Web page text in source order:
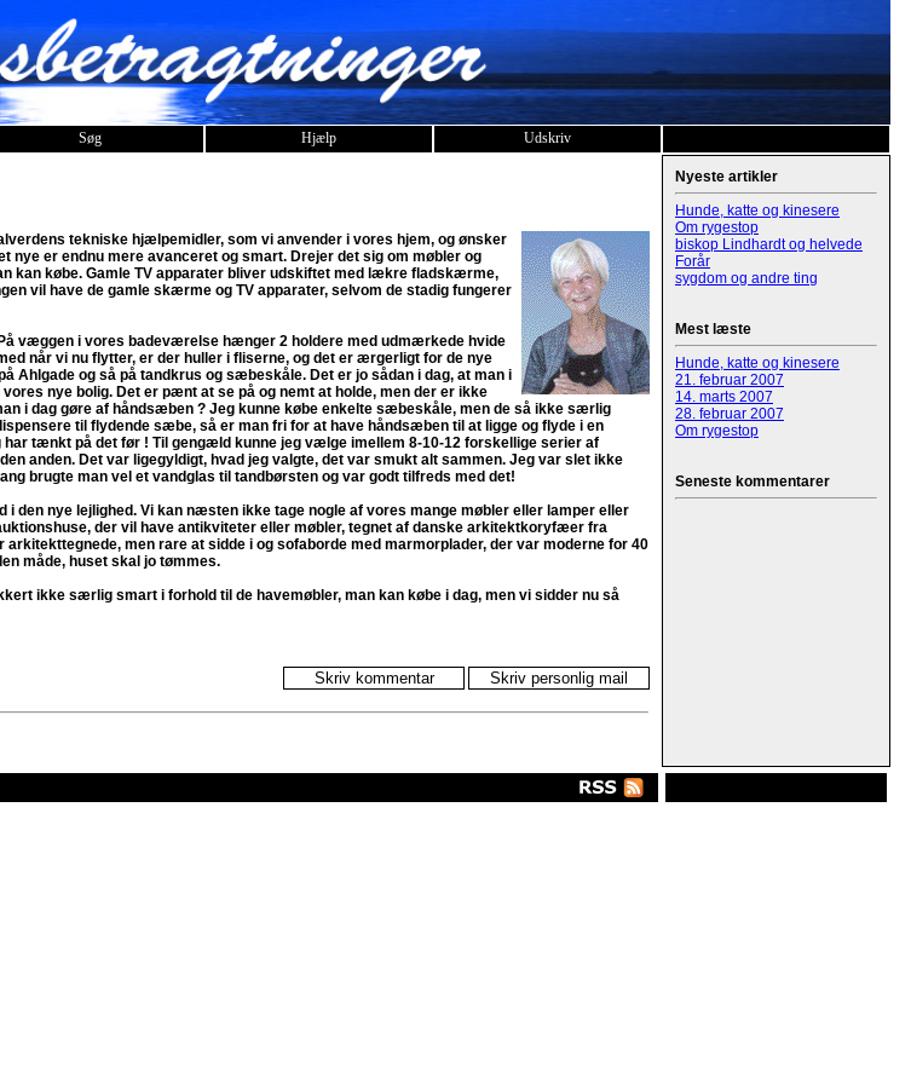
Søg Hjælp Udskriv
tekniske hjælpemidler, som vi anvender i vores hjem, og ønsker
er endnu mere avanceret og smart. Drejer det sig om møbler og
kan købe. Gamle TV apparater bliver udskiftet med lækre fladskærme,
vil have de gamle skærme og TV apparater, selvom de stadig fungerer
væggen i vores badeværelse hænger 2 holdere med udmærkede hvide
når vi nu flytter, er der huller i fliserne, og det er ærgerligt for de nye
og så på tandkrus og sæbeskåle. Det er jo sådan i dag, at man i
nye bolig. Det er pænt at se på og nemt at holde, men der er ikke
i dag gøre af håndsæben ? Jeg kunne købe enkelte sæbeskåle, men de så ikke særlig
til flydende sæbe, så er man fri for at have håndsæben til at ligge og flyde i en
tænkt på det før ! Til gengæld kunne jeg vælge imellem 8-10-12 forskellige serier af
anden. Det var ligegyldigt, hvad jeg valgte, det var smukt alt sammen. Jeg var slet ikke
brugte man vel et vandglas til tandbørsten og var godt tilfreds med det!
den nye lejlighed. Vi kan næsten ikke tage nogle af vores mange møbler eller lamper eller
der vil have antikviteter eller møbler, tegnet af danske arkitektkoryfæer fra
men rare at sidde i og sofaborde med marmorplader, der var moderne for 40
måde, huset skal jo tømmes.
ikke særlig smart i forhold til de havemøbler, man kan købe i dag, men vi sidder nu så
Nyeste artikler
Hunde, katte og kinesere
Om rygestop
biskop Lindhardt og helvede
Forår
sygdom og andre ting
Mest læste
Hunde, katte og kinesere
21. februar 2007
14. marts 2007
28. februar 2007
Om rygestop
Seneste kommentarer